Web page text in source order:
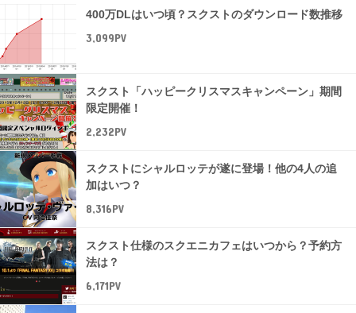
400万DLはいつ頃？スクストのダウンロード数推移
3,099PV
スクスト「ハッピークリスマスキャンペーン」期間
限定開催！
2,232PV
スクストにシャルロッテが遂に登場！他の4人の追
加はいつ？
8,316PV
スクスト仕様のスクエニカフェはいつから？予約方
法は？
6,171PV